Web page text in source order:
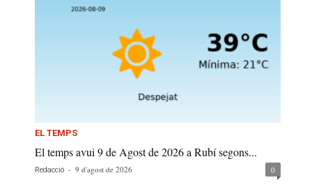
EL TEMPS
El temps avui 9 de Agost de 2026 a Rubí segons...
Redacció - 9 d'agost de 2026 0